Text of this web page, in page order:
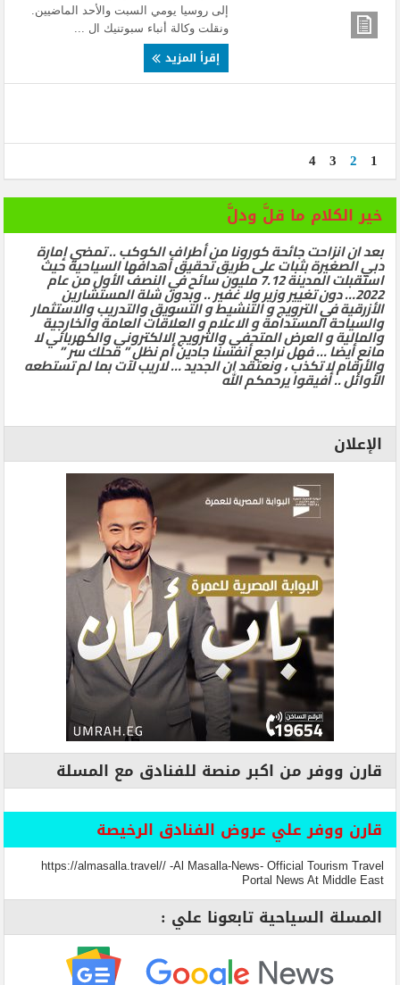
إلى روسيا يومي السبت والأحد الماضيين.
ونقلت وكالة أنباء سبوتنيك ال ...
إقرأ المزيد
1
2
3
4
خير الكلام ما قلَّ ودلَّ
بعد ان انزاحت جائحة كورونا من أطراف الكوكب .. تمضي إمارة
دبي الصغيرة بثبات على طريق تحقيق أهدافها السياحية حيث
استقبلت المدينة 7.12 مليون سائح في النصف الأول من عام
2022… دون تغيير وزير ولا غفير .. وبدون شلة المستشارين
الأزرقية في الترويج و التنشيط و التسويق والتدريب والاستثمار
والسياحة المستدامة و الاعلام و العلاقات العامة والخارجية
والمالية و العرض المتحفي والترويج الالكتروني والكهربائي لا
مانع أيضا … فهل نراجع أنفسنا جادين أم نظل ” محلك سر ”
والأرقام لا تكذب ، ونعتقد ان الجديد … لاريب لآت بما لم تستطعه
الأوائل .. أفيقوا يرحمكم الله
الإعلان
قارن ووفر من اكبر منصة للفنادق مع المسلة
قارن ووفر علي عروض الفنادق الرخيصة
https://almasalla.travel// -Al Masalla-News- Official Tourism Travel
Portal News At Middle East
المسلة السياحية تابعونا علي :